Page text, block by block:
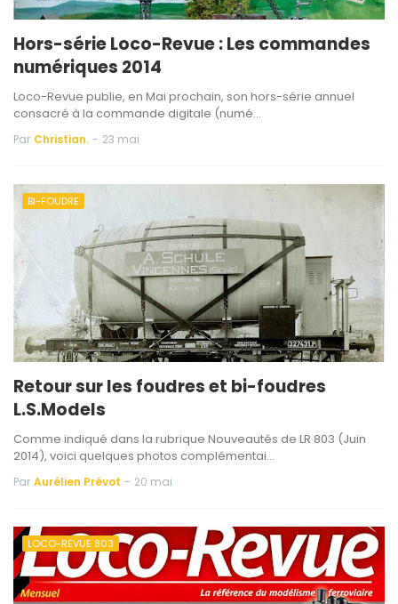
Hors-série Loco-Revue : Les commandes
numériques 2014
Loco-Revue publie, en Mai prochain, son hors-série annuel
consacré à la commande digitale (numé…
Par Christian. - 23 mai
BI-FOUDRE
Retour sur les foudres et bi-foudres
L.S.Models
Comme indiqué dans la rubrique Nouveautés de LR 803 (Juin
2014), voici quelques photos complémentai…
Par Aurélien Prévot - 20 mai
LOCO-REVUE 803